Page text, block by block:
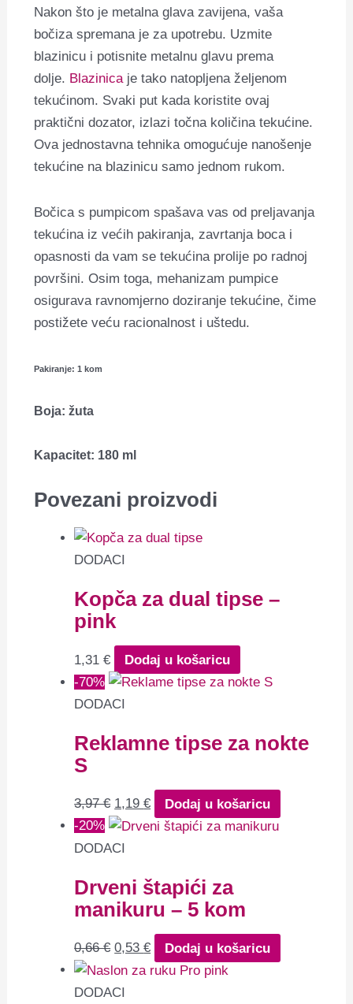
Nakon što je metalna glava zavijena, vaša
bočiza spremana je za upotrebu. Uzmite
blazinicu i potisnite metalnu glavu prema
dolje. Blazinicaje tako natopljena željenom
tekućinom. Svaki put kada koristite ovaj
praktični dozator, izlazi točna količina tekućine.
Ova jednostavna tehnika omogućuje nanošenje
tekućine na blazinicu samo jednom rukom.
Bočica s pumpicom spašava vas od preljavanja
tekućina iz većih pakiranja, zavrtanja boca i
opasnosti da vam se tekućina prolije po radnoj
površini. Osim toga, mehanizam pumpice
osigurava ravnomjerno doziranje tekućine, čime
postižete veću racionalnost i uštedu.
Pakiranje: 1 kom
Boja: žuta
Kapacitet: 180 ml
Povezani proizvodi
DODACI
Kopča za dual tipse –
pink
1,31€
Dodaj u košaricu
-70%
DODACI
Reklamne tipse za nokte
S
3,97€ 1,19€
Dodaj u košaricu
-20%
DODACI
Drveni štapići za
manikuru – 5 kom
0,66€ 0,53€ Dodaj u košaricu
DODACI